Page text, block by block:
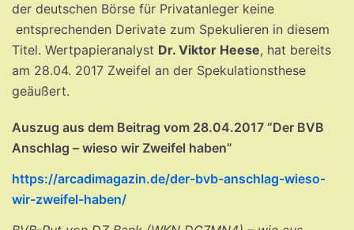
der deutschen Börse für Privatanleger keine
entsprechenden Derivate zum Spekulieren in diesem
Titel. Wertpapieranalyst Dr. Viktor Heese, hat bereits
am 28.04. 2017 Zweifel an der Spekulationsthese
geäußert.
Auszug aus dem Beitrag vom 28.04.2017 “Der BVB
Anschlag – wieso wir Zweifel haben”
https://arcadimagazin.de/der-bvb-anschlag-wieso-
wir-zweifel-haben/